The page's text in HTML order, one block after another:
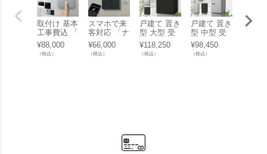
取付け 基本
工事費込 「
ナスタ イン
ターホン 2
（Nasta Int
¥88,000
（税込）
スマホで来
客対応 「ナ
スタ インタ
ーホン」 24
時間防犯カ
¥66,000
（税込）
戸建て 置き
型 大型 受
取・発送対
応 宅配ボッ
クス 前入前
¥118,250
（税込）
戸建て 置き
型 中型 受
取・発送対
応 宅配ボッ
クス 前入前
¥98,450
（税込）
「ナ